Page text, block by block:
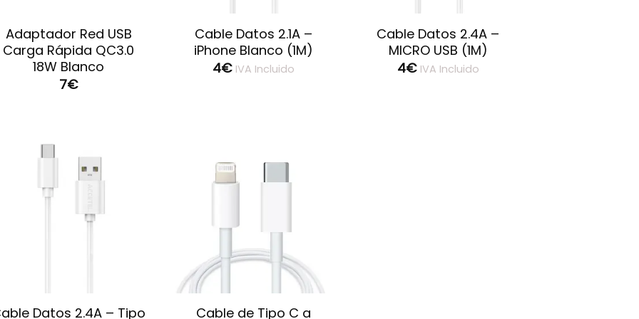
Adaptador Red USB
Carga Rápida QC3.0
18W Blanco
7€
Cable Datos 2.1A –
iPhone Blanco (1M)
4€ IVA Incluido
Cable Datos 2.4A –
MICRO USB (1M)
4€ IVA Incluido
Datos 2.4A – Tipo Cable de Tipo C a